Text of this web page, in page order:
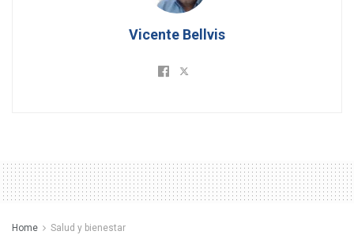
Vicente Bellvis
Home Salud y bienestar